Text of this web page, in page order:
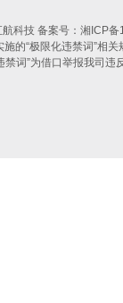
科技 备案号： 湘ICP备
的“极限化违禁词”相
词”为借口举报我司